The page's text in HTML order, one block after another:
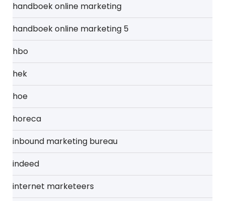
handboek online marketing
handboek online marketing 5
hbo
hek
hoe
horeca
inbound marketing bureau
indeed
internet marketeers